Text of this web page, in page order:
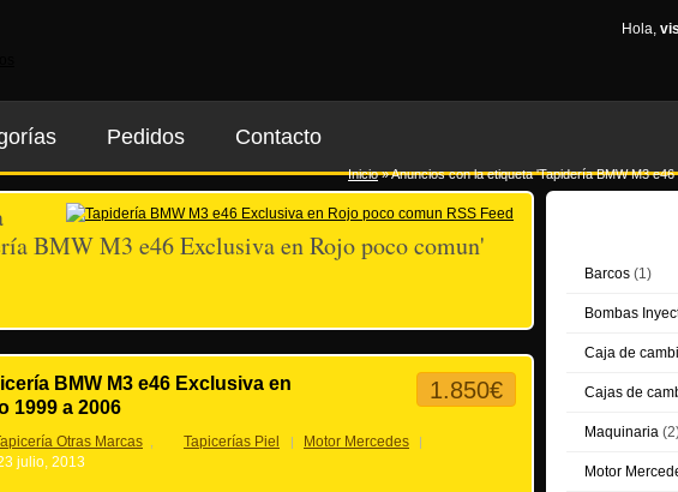
Hola,
Pedidos Contacto
Inicio»Anuncios con la etiqueta 'Tapidería BMW M3
BMW M3 e46 Exclusiva en Rojo poco comun'
1.850€
BMW M3 e46 Exclusiva en
1999 a 2006
Otras Marcas Tapicerías Piel | Motor Mercedes |
julio, 2013
Barcos (1)
Bombas
Caja de
Cajas de
Maquinaria
Motor